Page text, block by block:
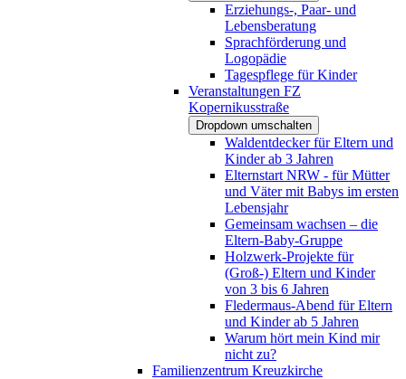
Erziehungs-, Paar- und
Lebensberatung
Sprachförderung und
Logopädie
Tagespflege für Kinder
Veranstaltungen FZ
Kopernikusstraße
Dropdown umschalten
Waldentdecker für Eltern und
Kinder ab 3 Jahren
Elternstart NRW - für Mütter
und Väter mit Babys im ersten
Lebensjahr
Gemeinsam wachsen – die
Eltern-Baby-Gruppe
Holzwerk-Projekte für
(Groß-) Eltern und Kinder
von 3 bis 6 Jahren
Fledermaus-Abend für Eltern
und Kinder ab 5 Jahren
Warum hört mein Kind mir
nicht zu?
Familienzentrum Kreuzkirche